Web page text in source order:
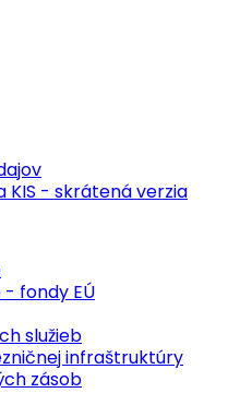
KIS - skrátená verzia
fondy EÚ
služieb
infraštruktúry
zásob